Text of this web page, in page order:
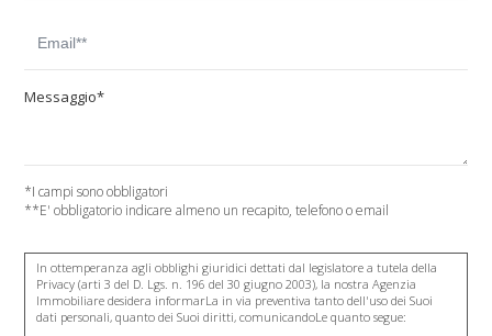
Messaggio*
*I campi sono obbligatori
**E' obbligatorio indicare almeno un recapito, telefono o email
In ottemperanza agli obblighi giuridici dettati dal legislatore a tutela della
Privacy (arti 3 del D. Lgs. n. 196 del 30 giugno 2003), la nostra Agenzia
Immobiliare desidera informarLa in via preventiva tanto dell'uso dei Suoi
dati personali, quanto dei Suoi diritti, comunicandoLe quanto segue: